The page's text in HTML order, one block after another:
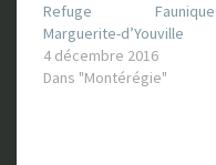
Refuge Faunique
Marguerite-d’Youville
4 décembre 2016
Dans "Montérégie"